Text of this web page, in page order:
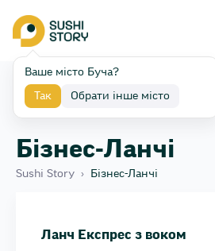
Ваше місто Буча?
Так Обрати інше місто
Набори Роли
Бізнес-Ланчі
Sushi Story › Бізнес-Ланчі
Ланч Експрес з воком
Ланч Експрес з воком